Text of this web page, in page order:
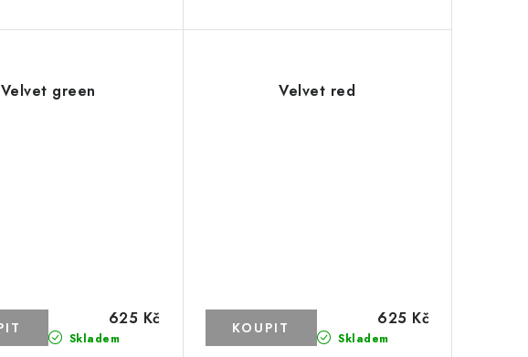
Velvet green
Skladem
625 Kč
Velvet red
Skladem
625 Kč